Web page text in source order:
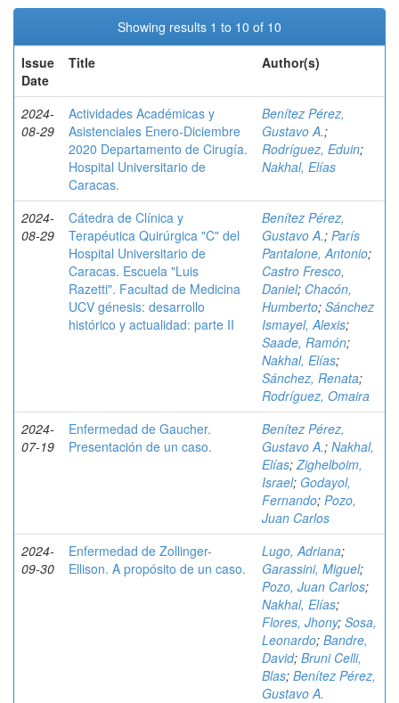
Showing results 1 to 10 of 10
Issue
Date
Title Author(s)
2024-
08-29
Actividades Académicas y
Asistenciales Enero-Diciembre
2020 Departamento de Cirugía.
Hospital Universitario de
Caracas.
Benítez Pérez,
Gustavo A.;
Rodríguez, Eduin;
Nakhal, Elías
2024-
08-29
Cátedra de Clínica y
Terapéutica Quirúrgica "C" del
Hospital Universitario de
Caracas. Escuela "Luis
Razetti". Facultad de Medicina
UCV génesis: desarrollo
histórico y actualidad: parte II
Benítez Pérez,
Gustavo A.; París
Pantalone, Antonio;
Castro Fresco,
Daniel; Chacón,
Humberto; Sánchez
Ismayel, Alexis;
Saade, Ramón;
Nakhal, Elías;
Sánchez, Renata;
Rodríguez, Omaira
2024-
07-19
Enfermedad de Gaucher.
Presentación de un caso.
Benítez Pérez,
Gustavo A.; Nakhal,
Elías;Zighelboim,
Israel; Godayol,
Fernando; Pozo,
Juan Carlos
2024-
09-30
Enfermedad de Zollinger-
Ellison. A propósito de un caso.
Lugo, Adriana;
Garassini, Miguel;
Pozo, Juan Carlos;
Nakhal, Elías;
Flores, Jhony; Sosa,
Leonardo; Bandre,
David; Bruni Celli,
Blas; Benítez Pérez,
Gustavo A.